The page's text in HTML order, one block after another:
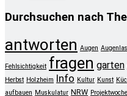
Durchsuchen nach
antworten Augen
Fehlsichtigkeit fragen garten
Herbst Holzheim Info Kultur Kunst
aufbauen Muskulatur NRW Projektwoche